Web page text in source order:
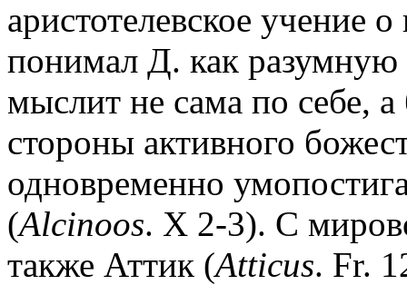
аристотелевское учение
понимал Д. как
мыслит не сама по себе, а
стороны активного
одновременно
(Alcinoos. X 2-3). С
также Аттик (Atticus. Fr.